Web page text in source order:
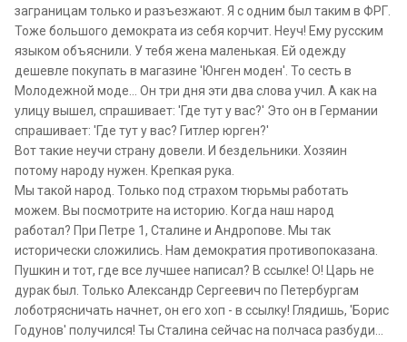
заграницам только и разъезжают. Я с одним был таким в ФРГ.
Тоже большого демократа из себя корчит. Неуч! Ему русским
языком объяснили. У тебя жена маленькая. Ей одежду
дешевле покупать в магазине 'Юнген моден'. То сесть в
Молодежной моде... Он три дня эти два слова учил. А как на
улицу вышел, спрашивает: 'Где тут у вас?' Это он в Германии
спрашивает: 'Где тут у вас? Гитлер юрген?'
Вот такие неучи страну довели. И бездельники. Хозяин
потому народу нужен. Крепкая рука.
Мы такой народ. Только под страхом тюрьмы работать
можем. Вы посмотрите на историю. Когда наш народ
работал? При Петре 1, Сталине и Андропове. Мы так
исторически сложились. Нам демократия противопоказана.
Пушкин и тот, где все лучшее написал? В ссылке! О! Царь не
дурак был. Только Александр Сергеевич по Петербургам
лоботрясничать начнет, он его хоп - в ссылку! Глядишь, 'Борис
Годунов' получился! Ты Сталина сейчас на полчаса разбуди...